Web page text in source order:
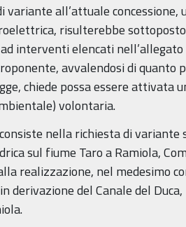
variante all’attuale
risulterebbe
interventi elencati
avvalendosi di quanto
chiede possa essere attivata
volontaria.
nella richiesta di variante
sul fiume Taro a Ramiola,
realizzazione, nel medesimo
derivazione del Canale del